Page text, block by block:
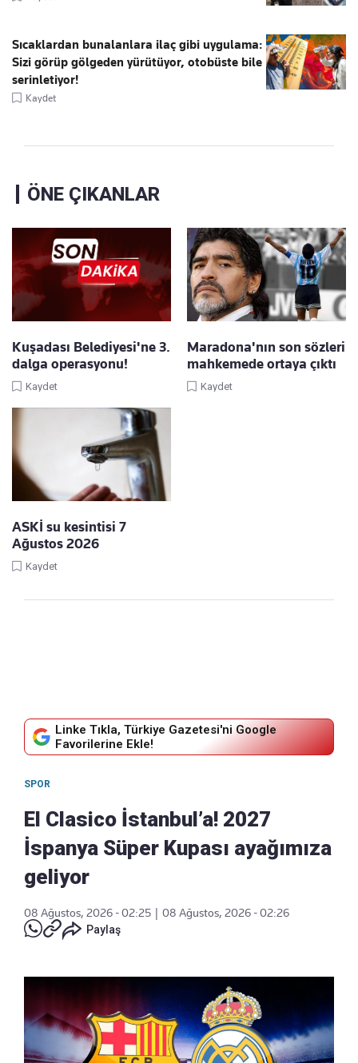
Sıcaklardan bunalanlara ilaç gibi uygulama:
Sizi görüp gölgeden yürütüyor, otobüste bile
serinletiyor!
Kaydet
ÖNE ÇIKANLAR
Kuşadası Belediyesi'ne 3.
dalga operasyonu!
Kaydet
Maradona'nın son sözleri
mahkemede ortaya çıktı
Kaydet
ASKİ su kesintisi 7
Ağustos 2026
Kaydet
Linke Tıkla, Türkiye Gazetesi'ni Google
Favorilerine Ekle!
SPOR
El Clasico İstanbul’a! 2027
İspanya Süper Kupası ayağımıza
geliyor
08 Ağustos, 2026 - 02:25
08 Ağustos, 2026 - 02:26
Paylaş